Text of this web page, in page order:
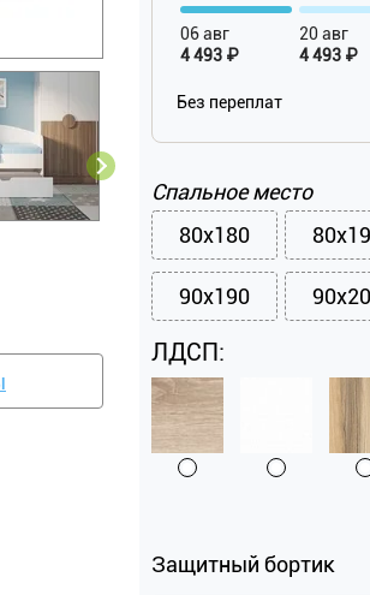
06 авг
4 493 ₽
20 авг
4 493 ₽
Без переплат
Спальное место
80x180
90x190
ЛДСП:
Защитный бортик